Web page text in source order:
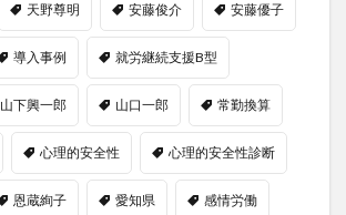
天野尊明 安藤俊介 安藤優子
導入事例 就労継続支援B型
山下興一郎 山口一郎 常勤換算
心理的安全性 心理的安全性診断
恩蔵絢子 愛知県 感情労働